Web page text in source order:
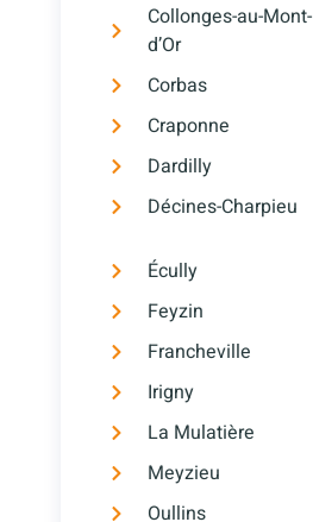
Collonges-au-Mont-
d’Or
Corbas
Craponne
Dardilly
Décines-Charpieu
Écully
Feyzin
Francheville
Irigny
La Mulatière
Meyzieu
Oullins